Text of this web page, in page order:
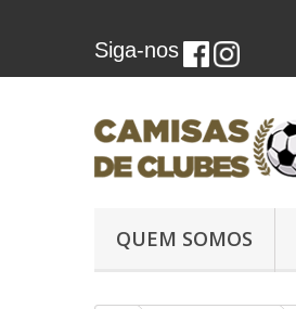
Siga-nos
QUEM SOMOS